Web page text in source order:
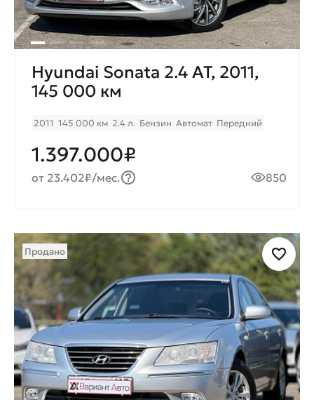
Hyundai Sonata 2.4 AT, 2011,
145 000 км
2011 145 000 км 2.4 л. Бензин Автомат Передний
1.397.000₽
от 23.402₽/мес. 850
Продано